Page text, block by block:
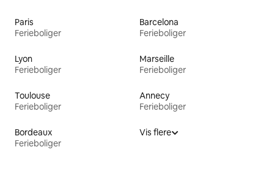
Paris
Ferieboliger
Barcelona
Ferieboliger
Lyon
Ferieboliger
Marseille
Ferieboliger
Toulouse
Ferieboliger
Annecy
Ferieboliger
Bordeaux
Ferieboliger
Vis flere